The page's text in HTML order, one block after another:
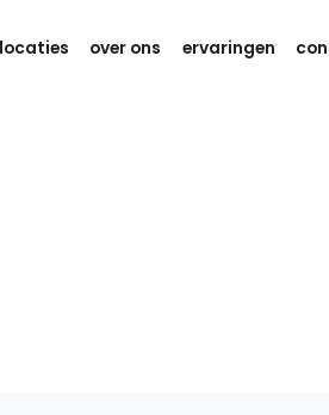
locaties over ons ervaringen